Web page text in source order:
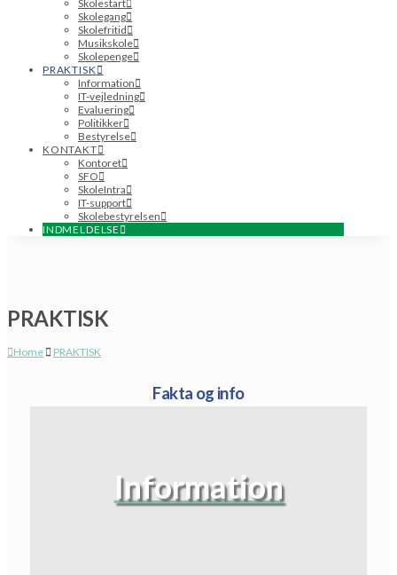
Skolestart
Skolegang
Skolefritid
Musikskole
Skolepenge
PRAKTISK
Information
IT-vejledning
Evaluering
Politikker
Bestyrelse
KONTAKT
Kontoret
SFO
SkoleIntra
IT-support
Skolebestyrelsen
INDMELDELSE
PRAKTISK
Home PRAKTISK
Fakta og info
Information